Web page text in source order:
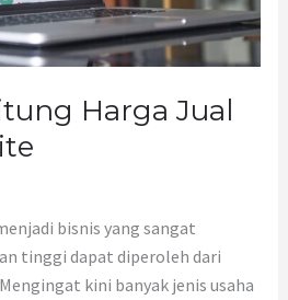
Harga Jual
bisnis yang sangat
tinggi dapat diperoleh dari
kini banyak jenis usaha